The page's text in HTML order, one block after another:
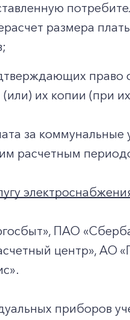
размера
их копии (при
за коммунальные
расчетным
ПАО
центр», АО
приборов